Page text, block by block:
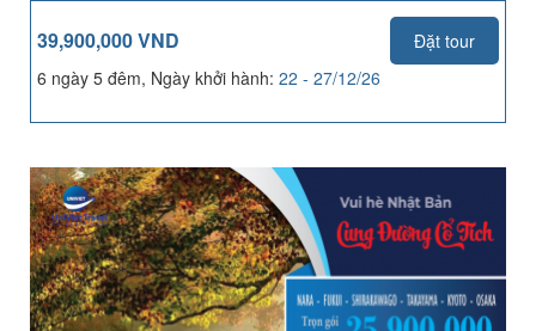
39,900,000 VND
Đặt tour
6 ngày 5 đêm, Ngày khởi hành: 22 - 27/12/26